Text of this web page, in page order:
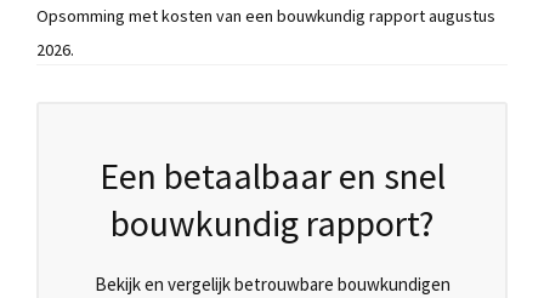
Opsomming met kosten van een bouwkundig rapport augustus
2026.
Een betaalbaar en snel
bouwkundig rapport?
Bekijk en vergelijk betrouwbare bouwkundigen